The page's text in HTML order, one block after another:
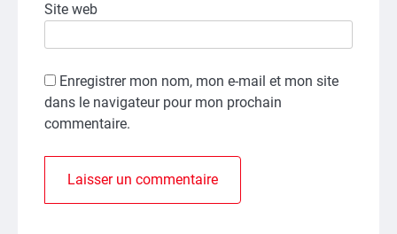
Site web
Enregistrer mon nom, mon e-mail et mon site
dans le navigateur pour mon prochain
commentaire.